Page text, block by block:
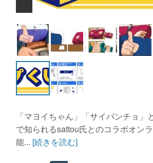
「マヨイちゃん」「サイバンチョ
で知られるsattou氏とのコラボオン
能... [続きを読む]